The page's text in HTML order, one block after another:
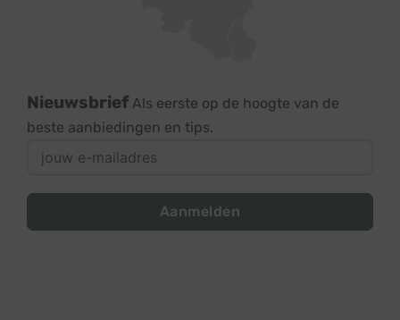
Nieuwsbrief Als eerste op de hoogte van de
beste aanbiedingen en tips.
Aanmelden